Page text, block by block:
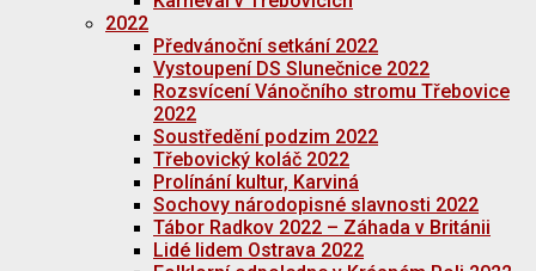
2022
Předvánoční setkání 2022
Vystoupení DS Slunečnice 2022
Rozsvícení Vánočního stromu Třebovice
2022
Soustředění podzim 2022
Třebovický koláč 2022
Prolínání kultur, Karviná
Sochovy národopisné slavnosti 2022
Tábor Radkov 2022 – Záhada v Británii
Lidé lidem Ostrava 2022